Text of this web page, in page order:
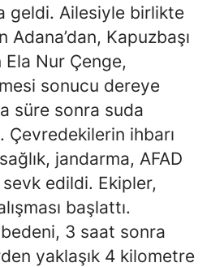
Sivas
Tekirdağ
Tokat
Trabzon
Tunceli
Şanlıurfa
Uşak
Van
geldi. Ailesiyle birlikte
Kapuzbaşı
Nur Çenge,
sonucu dereye
süre sonra suda
ihbarı
jandarma, AFAD
edildi. Ekipler,
başlattı.
bedeni, 3 saat sonra
yaklaşık 4 kilometre